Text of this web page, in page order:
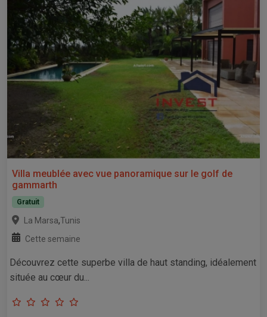
Villa meublée avec vue panoramique sur le golf de
gammarth
Gratuit
La Marsa,Tunis
Cette semaine
Découvrez cette superbe villa de haut standing, idéalement
située au cœur du...